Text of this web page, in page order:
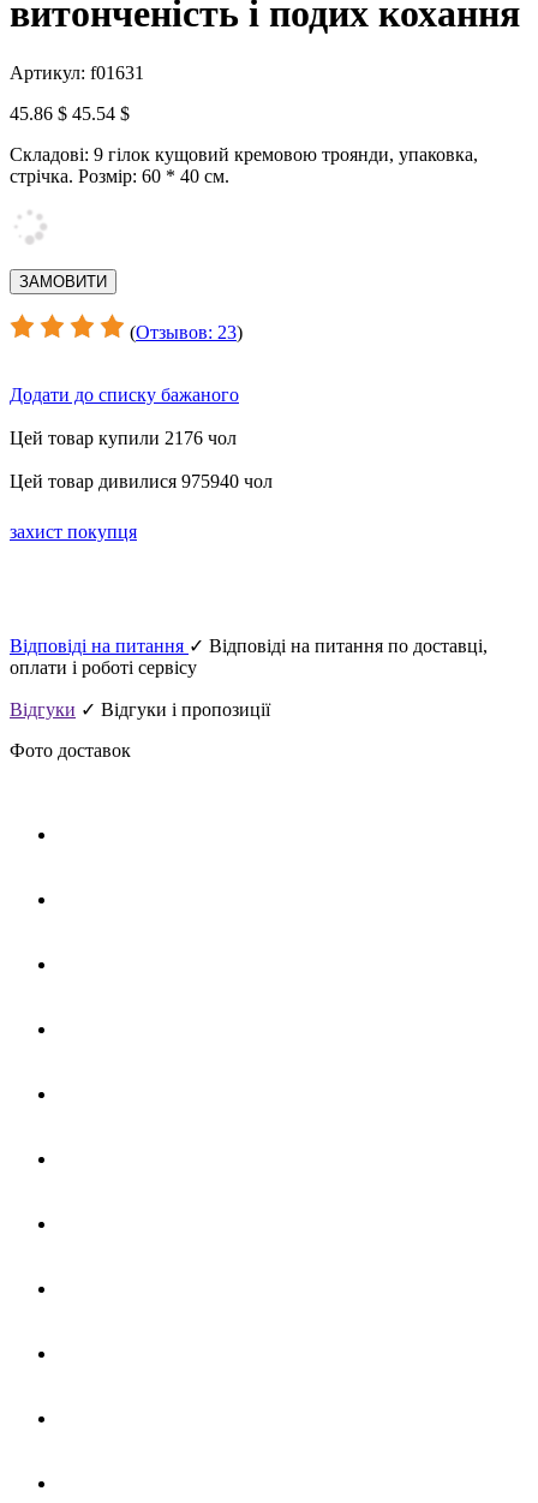
витонченість і подих кохання
Артикул: f01631
45.86 $ 45.54 $
Складові: 9 гілок кущовий кремовою троянди, упаковка,
стрічка. Розмір: 60 * 40 см.
(Отзывов: 23)
Додати до списку бажаного
Цей товар купили 2176 чол
Цей товар дивилися 975940 чол
захист покупця
Відповіді на питання ✓ Відповіді на питання по доставці,
оплати і роботі сервісу
Відгуки ✓ Відгуки і пропозиції
Фото доставок